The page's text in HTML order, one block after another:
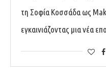
τη Σοφία Κοσσάδα ως
εγκαινιάζοντας μια νέα